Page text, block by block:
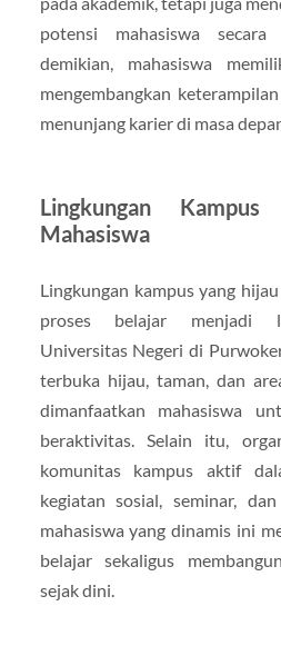
potensi mahasiswa secara
demikian, mahasiswa
mengembangkan
menunjang karier di masa
Lingkungan
Mahasiswa
Lingkungan kampus yang
proses belajar menjadi
Universitas Negeri di
terbuka hijau, taman, dan
dimanfaatkan mahasiswa
beraktivitas. Selain itu,
komunitas kampus aktif
kegiatan sosial, seminar,
mahasiswa yang dinamis ini
belajar sekaligus
sejak dini.